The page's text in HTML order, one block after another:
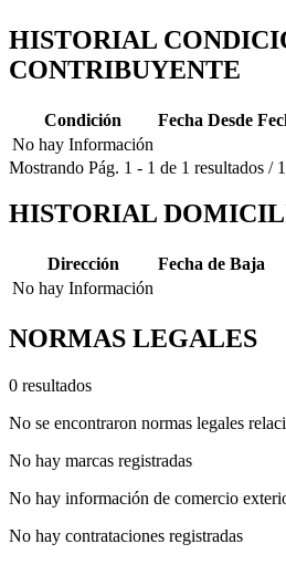
HISTORIAL
CONTRIBUYENTE
Condición Fecha Desde
No hay Información
Mostrando Pág. 1 - 1 de 1 resultados / 1
HISTORIAL
Dirección
Fecha de Baja
No hay Información
NORMAS LEGALES
0 resultados
No se encontraron normas legales
No hay marcas registradas
No hay información de comercio
No hay contrataciones registradas